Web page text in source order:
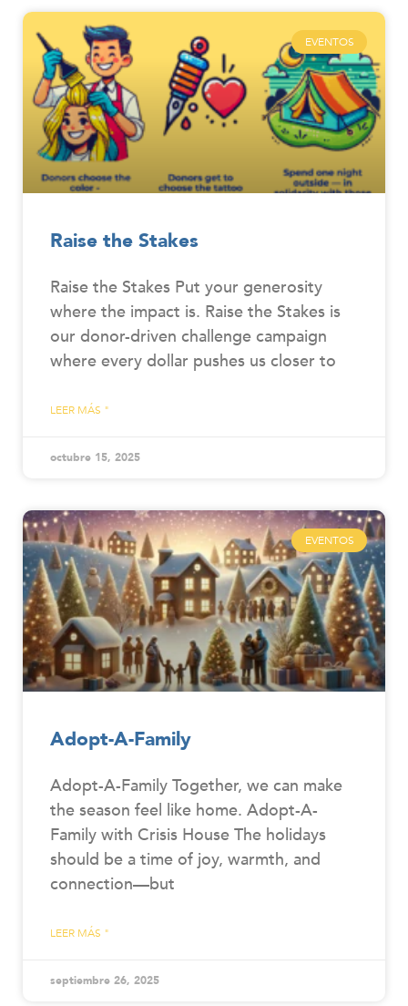
EVENTOS
Raise the Stakes
Raise the Stakes Put your generosity
where the impact is. Raise the Stakes is
our donor-driven challenge campaign
where every dollar pushes us closer to
LEER MÁS "
octubre 15, 2025
EVENTOS
Adopt-A-Family
Adopt-A-Family Together, we can make
the season feel like home. Adopt-A-
Family with Crisis House The holidays
should be a time of joy, warmth, and
connection—but
LEER MÁS "
septiembre 26, 2025